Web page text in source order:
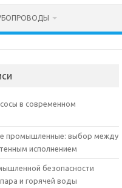
в современном
промышленные: выбор между
исполнением
безопасности
и горячей воды